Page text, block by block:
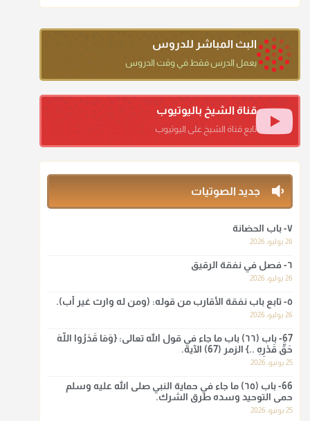
ما كنت أظن أن الله بقي يخلق مثلك.
أ.د. صالح الشمراني
أ.د. صالح الشمراني
ومن المعاصرين أنكره الشيخ بكر أبو زيد وابن عثيمين، وحسبك
بقول الإمام مالك رحمه الله :"ما سمعتُ أنه يدعو عند ختم
منذ 3 شهر
لا أعلم لدعاء ختم القرآن في الصلاة أصلاً صحيحاً يعتمد عليه من
سنة الرسول صلى الله عليه وسلّم، ولا من عمل الصحابة رضي
الله عنهم. ابن عثيمين.
منذ 3 شهر
أ.د. صالح الشمراني
البث المباشر للدروس
يعمل الدرس فقط في وقت الدروس
قناة الشيخ باليوتيوب
تابع قناة الشيخ على اليوتيوب
جديد الصوتيات
٧- باب الحضانة
26 يوليو، 2026
٦- فصل في نفقة الرقيق
26 يوليو، 2026
٥- تابع باب نفقة الأقارب من قوله: (ومن له وارث غير أب).
26 يوليو، 2026
67- باب (٦٦) باب ما جاء في قول الله تعالى: {وَمَا قَدَرُوا اللَّهَ
حَقَّ قَدْرِهِ ..} الزمر (67) الآية.
25 يونيو، 2026
66- باب (٦٥) ما جاء في حماية النبي صلى الله عليه وسلم
حمى التوحيد وسده طرق الشرك.
25 يونيو، 2026